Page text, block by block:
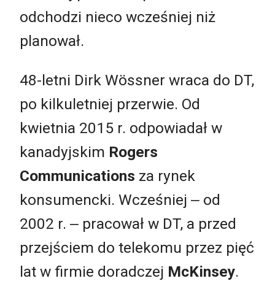
odchodzi nieco wcześniej niż
planował.
48-letni Dirk Wössner wraca do DT,
po kilkuletniej przerwie. Od
kwietnia 2015 r. odpowiadał w
kanadyjskim Rogers
Communications za rynek
konsumencki. Wcześniej ‒ od
2002 r. ‒ pracował w DT, a przed
przejściem do telekomu przez pięć
lat w firmie doradczej McKinsey.